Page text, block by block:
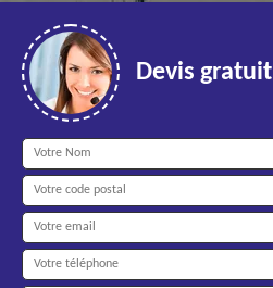
Devis gratuit